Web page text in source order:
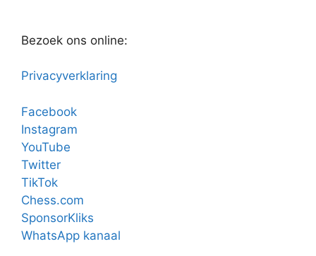
Bezoek ons online:
Privacyverklaring
Facebook
Instagram
YouTube
Twitter
TikTok
Chess.com
SponsorKliks
WhatsApp kanaal